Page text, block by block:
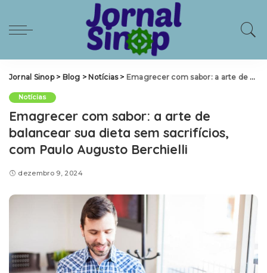
Jornal Sinop> Blog > Notícias> Emagrecer com sabor: a arte de balancear sua dieta sem sacrifícios, com Paulo Augusto Berchielli
Notícias
Emagrecer com sabor: a arte de
balancear sua dieta sem sacrifícios,
com Paulo Augusto Berchielli
dezembro 9, 2024